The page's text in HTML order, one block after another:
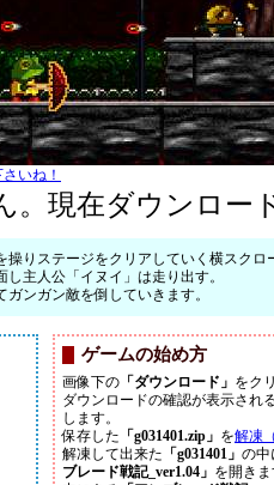
いね！
。現在ダウンロー
操りステージをクリアしていく横スクロ
主人公「イヌイ」は走り出す。
ンガン敵を倒していきます。
ゲームの始め方
画像下の 「ダウンロード」 をク
ダウンロードの確認が表示され
します。
保存した 「g031401.zip」 を解凍
解凍して出来た 「g031401」 の中
ブレード戦記_ver1.04」 を開きま